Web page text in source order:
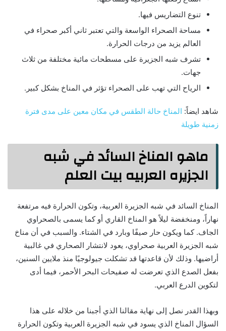
تنوع التضاريس فيها.
مساحة الصحراء الواسعة والتي تعتبر ثاني أكبر صحراء في
العالم يزيد من درجات الحرارة.
تشرف شبه الجزيرة على مسطحات مائية مختلفة من ثلاث
جهات.
الرياح التي تهب على الصحراء تؤثر في المناخ بشكل كبير.
شاهد ايضاً: المناخ حالة الطقس في مكان معين على مدى فترة
زمنية طويلة
ماهو المناخ السائد في شبه
الجزيره العربيه بيت العلم
المناخ السائد في شبه الجزيرة العربية، وتكون الحرارة فيه مرتفعة
نهاراً، ومنخفضة ليلاً هو المناخ القاري أو كما يسمى بالصحراوي
الجاف. كما ويكون حار صيفًا وبارد في الشتاء. والسبب في أن مناخ
شبه الجزيرة العربية صحراوي، يعود لانتشار الصحاري في غالبية
أراضيها. وذلك لأن قاعدتها قد تشكلت جيولوجيًا منذ ملايين السنين،
بفعل الصدع الذي تعرضت له صفيحات البحر الأحمر، فيما أدى
لتكوين الدرع العربي.
وبهذا القدر نصل إلى نهاية مقالنا الذي أجبنا من خلاله على هذا
السؤال المناخ الذي يسود في شبه الجزيرة العربية وتكون الحرارة